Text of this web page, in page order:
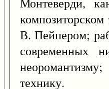
композиторском
В. Пейпером;
современных
технику.